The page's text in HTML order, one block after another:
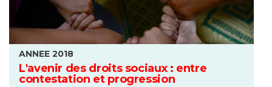
ANNEE 2018
L'avenir des droits sociaux : entre
contestation et progression